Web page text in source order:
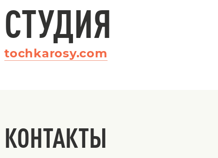
СТУДИЯ
tochkarosy.com
КОНТАКТЫ